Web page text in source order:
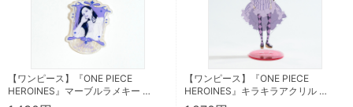
【ワンピース】『ONE PIECE
HEROINES』マーブルラメキー …
【ワンピース】『ONE PIECE
HEROINES』キラキラアクリル …